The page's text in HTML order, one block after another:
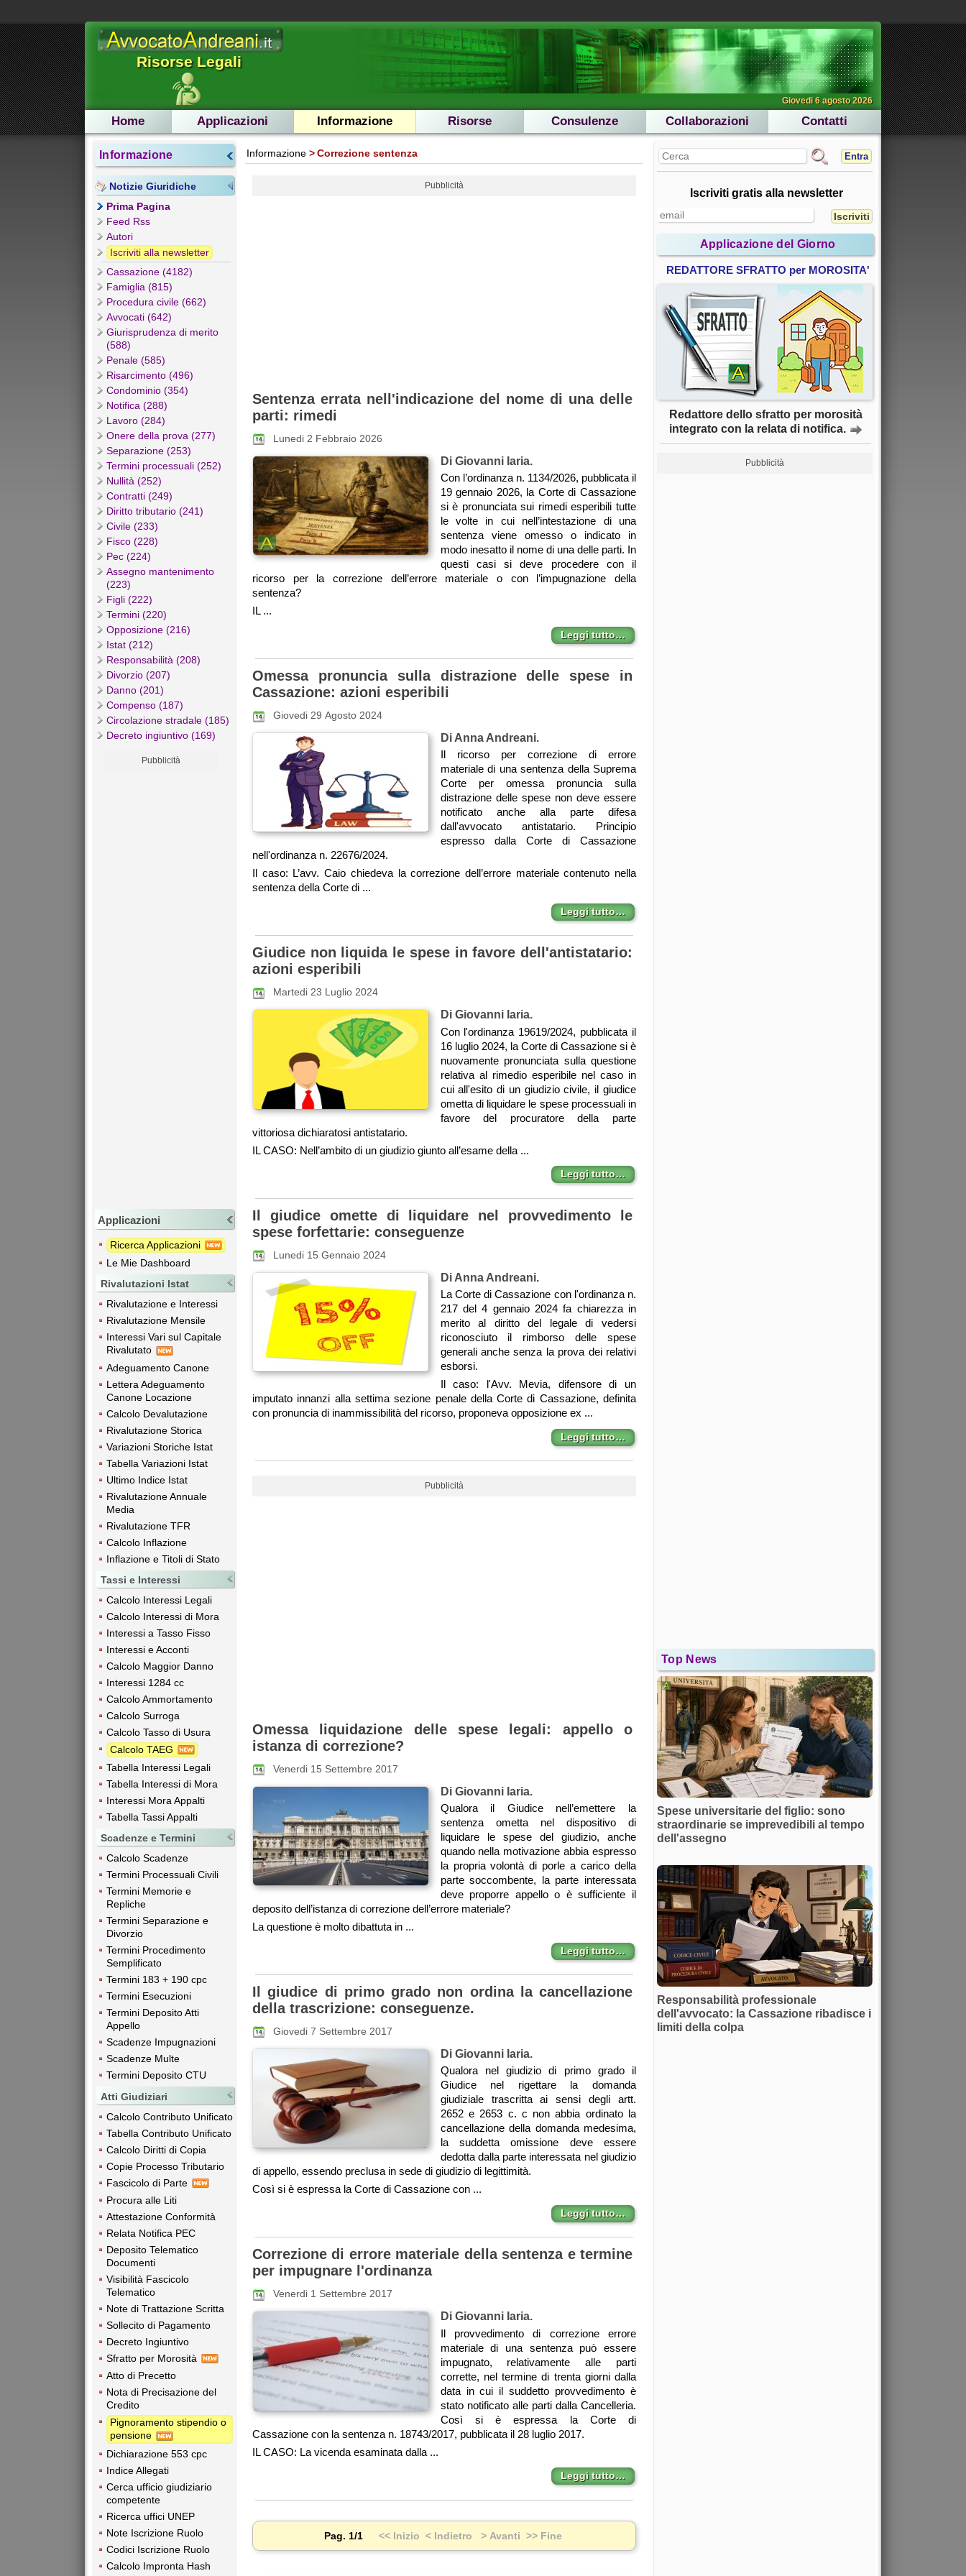
Risorse Legali
Giovedi 6 agosto 2026
Home Applicazioni Informazione Risorse Consulenze Collaborazioni Contatti
Informazione
Notizie Giuridiche
Prima Pagina
Feed Rss
Autori
Iscriviti alla newsletter
Cassazione (4182)
Famiglia (815)
Procedura civile (662)
Avvocati (642)
Giurisprudenza di merito
(588)
Penale (585)
Risarcimento (496)
Condominio (354)
Notifica (288)
Lavoro (284)
Onere della prova (277)
Separazione (253)
Termini processuali (252)
Nullità (252)
Contratti (249)
Diritto tributario (241)
Civile (233)
Fisco (228)
Pec (224)
Assegno mantenimento
(223)
Figli (222)
Termini (220)
Opposizione (216)
Istat (212)
Responsabilità (208)
Divorzio (207)
Danno (201)
Compenso (187)
Circolazione stradale (185)
Decreto ingiuntivo (169)
Pubblicità
Applicazioni
Ricerca Applicazioni
Le Mie Dashboard
Rivalutazioni Istat
Rivalutazione e Interessi
Rivalutazione Mensile
Interessi Vari sul Capitale
Rivalutato
Adeguamento Canone
Lettera Adeguamento
Canone Locazione
Calcolo Devalutazione
Rivalutazione Storica
Variazioni Storiche Istat
Tabella Variazioni Istat
Ultimo Indice Istat
Rivalutazione Annuale
Media
Rivalutazione TFR
Calcolo Inflazione
Inflazione e Titoli di Stato
Tassi e Interessi
Calcolo Interessi Legali
Calcolo Interessi di Mora
Interessi a Tasso Fisso
Interessi e Acconti
Calcolo Maggior Danno
Interessi 1284 cc
Calcolo Ammortamento
Calcolo Surroga
Calcolo Tasso di Usura
Calcolo TAEG
Tabella Interessi Legali
Tabella Interessi di Mora
Interessi Mora Appalti
Tabella Tassi Appalti
Scadenze e Termini
Calcolo Scadenze
Termini Processuali Civili
Termini Memorie e
Repliche
Termini Separazione e
Divorzio
Termini Procedimento
Semplificato
Termini 183 + 190 cpc
Termini Esecuzioni
Termini Deposito Atti
Appello
Scadenze Impugnazioni
Scadenze Multe
Termini Deposito CTU
Atti Giudiziari
Calcolo Contributo Unificato
Tabella Contributo Unificato
Calcolo Diritti di Copia
Copie Processo Tributario
Fascicolo di Parte
Procura alle Liti
Attestazione Conformità
Relata Notifica PEC
Deposito Telematico
Documenti
Visibilità Fascicolo
Telematico
Note di Trattazione Scritta
Sollecito di Pagamento
Decreto Ingiuntivo
Sfratto per Morosità
Atto di Precetto
Nota di Precisazione del
Credito
Pignoramento stipendio o
pensione
Dichiarazione 553 cpc
Indice Allegati
Cerca ufficio giudiziario
competente
Ricerca uffici UNEP
Note Iscrizione Ruolo
Codici Iscrizione Ruolo
Calcolo Impronta Hash
Informazione Correzione sentenza
Pubblicità
Sentenza errata nell'indicazione del nome di una delle
parti: rimedi
Lunedi 2 Febbraio 2026
Di Giovanni Iaria.
Con l’ordinanza n. 1134/2026, pubblicata il
19 gennaio 2026, la Corte di Cassazione
si è pronunciata sui rimedi esperibili tutte
le volte in cui nell’intestazione di una
sentenza viene omesso o indicato in
modo inesatto il nome di una delle parti. In
questi casi si deve procedere con il
ricorso per la correzione dell’errore materiale o con l’impugnazione della
sentenza?
IL ...
Leggi tutto…
Omessa pronuncia sulla distrazione delle spese in
Cassazione: azioni esperibili
Giovedi 29 Agosto 2024
Di Anna Andreani.
Il ricorso per correzione di errore
materiale di una sentenza della Suprema
Corte per omessa pronuncia sulla
distrazione delle spese non deve essere
notificato anche alla parte difesa
dall'avvocato antistatario. Principio
espresso dalla Corte di Cassazione
nell'ordinanza n. 22676/2024.
Il caso: L’avv. Caio chiedeva la correzione dell’errore materiale contenuto nella
sentenza della Corte di ...
Leggi tutto…
Giudice non liquida le spese in favore dell'antistatario:
azioni esperibili
Martedi 23 Luglio 2024
Di Giovanni Iaria.
Con l'ordinanza 19619/2024, pubblicata il
16 luglio 2024, la Corte di Cassazione si è
nuovamente pronunciata sulla questione
relativa al rimedio esperibile nel caso in
cui all'esito di un giudizio civile, il giudice
ometta di liquidare le spese processuali in
favore del procuratore della parte
vittoriosa dichiaratosi antistatario.
IL CASO: Nell’ambito di un giudizio giunto all’esame della ...
Leggi tutto…
Il giudice omette di liquidare nel provvedimento le
spese forfettarie: conseguenze
Lunedi 15 Gennaio 2024
Di Anna Andreani.
La Corte di Cassazione con l'ordinanza n.
217 del 4 gennaio 2024 fa chiarezza in
merito al diritto del legale di vedersi
riconosciuto il rimborso delle spese
generali anche senza la prova dei relativi
esborsi.
Il caso: l'Avv. Mevia, difensore di un
imputato innanzi alla settima sezione penale della Corte di Cassazione, definita
con pronuncia di inammissibilità del ricorso, proponeva opposizione ex ...
Leggi tutto…
Pubblicità
Omessa liquidazione delle spese legali: appello o
istanza di correzione?
Venerdi 15 Settembre 2017
Di Giovanni Iaria.
Qualora il Giudice nell’emettere la
sentenza ometta nel dispositivo di
liquidare le spese del giudizio, anche
quando nella motivazione abbia espresso
la propria volontà di porle a carico della
parte soccombente, la parte interessata
deve proporre appello o è sufficiente il
deposito dell’istanza di correzione dell’errore materiale?
La questione è molto dibattuta in ...
Leggi tutto…
Il giudice di primo grado non ordina la cancellazione
della trascrizione: conseguenze.
Giovedi 7 Settembre 2017
Di Giovanni Iaria.
Qualora nel giudizio di primo grado il
Giudice nel rigettare la domanda
giudiziale trascritta ai sensi degli artt.
2652 e 2653 c. c non abbia ordinato la
cancellazione della domanda medesima,
la suddetta omissione deve essere
dedotta dalla parte interessata nel giudizio
di appello, essendo preclusa in sede di giudizio di legittimità.
Così si è espressa la Corte di Cassazione con ...
Leggi tutto…
Correzione di errore materiale della sentenza e termine
per impugnare l'ordinanza
Venerdi 1 Settembre 2017
Di Giovanni Iaria.
Il provvedimento di correzione errore
materiale di una sentenza può essere
impugnato, relativamente alle parti
corrette, nel termine di trenta giorni dalla
data in cui il suddetto provvedimento è
stato notificato alle parti dalla Cancelleria.
Così si è espressa la Corte di
Cassazione con la sentenza n. 18743/2017, pubblicata il 28 luglio 2017.
IL CASO: La vicenda esaminata dalla ...
Leggi tutto…
Pag. 1/1 << Inizio < Indietro > Avanti >> Fine
Entra
Iscriviti gratis alla newsletter
Applicazione del Giorno
REDATTORE SFRATTO per MOROSITA'
Redattore dello sfratto per morosità
integrato con la relata di notifica.
Pubblicità
Top News
Spese universitarie del figlio: sono
straordinarie se imprevedibili al tempo
dell'assegno
Responsabilità professionale
dell'avvocato: la Cassazione ribadisce i
limiti della colpa